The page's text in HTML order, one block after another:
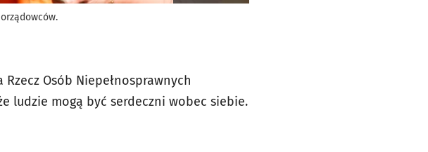
Osób Niepełnosprawnych
ludzie mogą być serdeczni wobec siebie.